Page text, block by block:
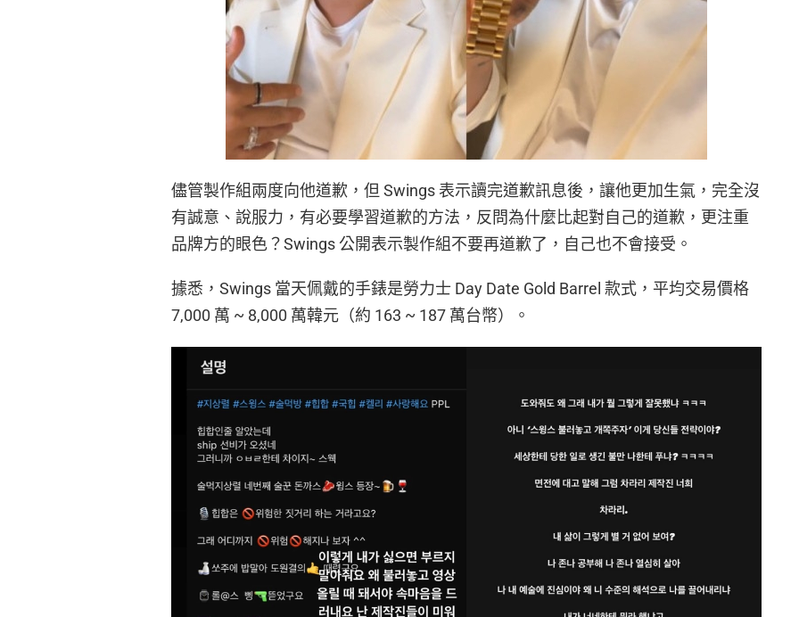
儘管製作組兩度向他道歉，但 Swings 表示讀完道歉訊息後，讓他更加生氣，完全沒
有誠意、說服力，有必要學習道歉的方法，反問為什麼比起對自己的道歉，更注重
品牌方的眼色？Swings 公開表示製作組不要再道歉了，自己也不會接受。
據悉，Swings 當天佩戴的手錶是勞力士 Day Date Gold Barrel 款式，平均交易價格
7,000 萬 ~ 8,000 萬韓元（約 163 ~ 187 萬台幣）。